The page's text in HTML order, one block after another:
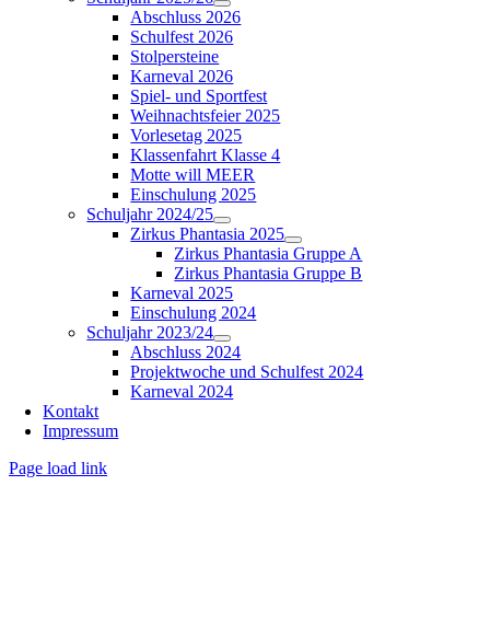
Abschluss 2026
Schulfest 2026
Stolpersteine
Karneval 2026
Spiel- und Sportfest
Weihnachtsfeier 2025
Vorlesetag 2025
Klassenfahrt Klasse 4
Motte will MEER
Einschulung 2025
Schuljahr 2024/25
Zirkus Phantasia 2025
Zirkus Phantasia Gruppe A
Zirkus Phantasia Gruppe B
Karneval 2025
Einschulung 2024
Schuljahr 2023/24
Abschluss 2024
Projektwoche und Schulfest 2024
Karneval 2024
Kontakt
Impressum
Page load link